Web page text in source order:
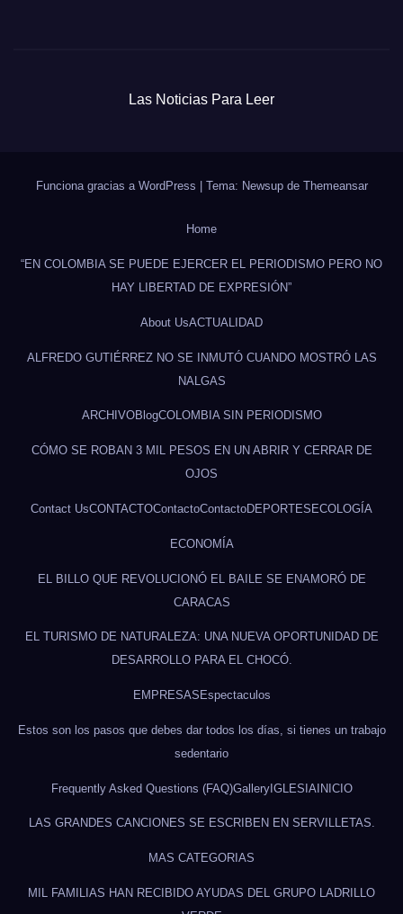
Las Noticias Para Leer
Funciona gracias a WordPress Tema: Newsup de Themeansar
Home
“EN COLOMBIA SE PUEDE EJERCER EL PERIODISMO PERO NO
HAY LIBERTAD DE EXPRESIÓN”
About UsACTUALIDAD
ALFREDO GUTIÉRREZ NO SE INMUTÓ CUANDO MOSTRÓ LAS
NALGAS
ARCHIVOBlogCOLOMBIA SIN PERIODISMO
CÓMO SE ROBAN 3 MIL PESOS EN UN ABRIR Y CERRAR DE
OJOS
Contact UsCONTACTOContactoContactoDEPORTES ECOLOGÍA
ECONOMÍA
EL BILLO QUE REVOLUCIONÓ EL BAILE SE ENAMORÓ DE
CARACAS
EL TURISMO DE NATURALEZA: UNA NUEVA OPORTUNIDAD DE
DESARROLLO PARA EL CHOCÓ.
EMPRESAS Espectaculos
Estos son los pasos que debes dar todos los días, si tienes un trabajo
sedentario
Frequently Asked Questions (FAQ)GalleryIGLESIAINICIO
LAS GRANDES CANCIONES SE ESCRIBEN EN SERVILLETAS.
MAS CATEGORIAS
MIL FAMILIAS HAN RECIBIDO AYUDAS DEL GRUPO LADRILLO